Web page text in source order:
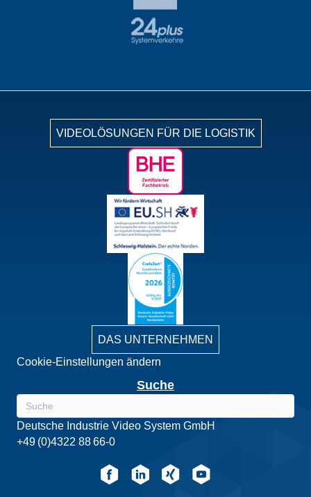
VIDEOLÖSUNGEN FÜR DIE LOGISTIK
DAS UNTERNEHMEN
Cookie-Einstellungen ändern
Suche
Deutsche Industrie Video System GmbH
+49 (0)4322 88 66-0